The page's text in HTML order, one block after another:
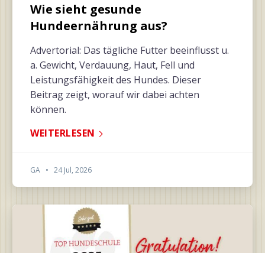
Wie sieht gesunde
Hundeernährung aus?
Advertorial: Das tägliche Futter beeinflusst u.
a. Gewicht, Verdauung, Haut, Fell und
Leistungsfähigkeit des Hundes. Dieser
Beitrag zeigt, worauf wir dabei achten
können.
WEITERLESEN
GA • 24 Jul, 2026